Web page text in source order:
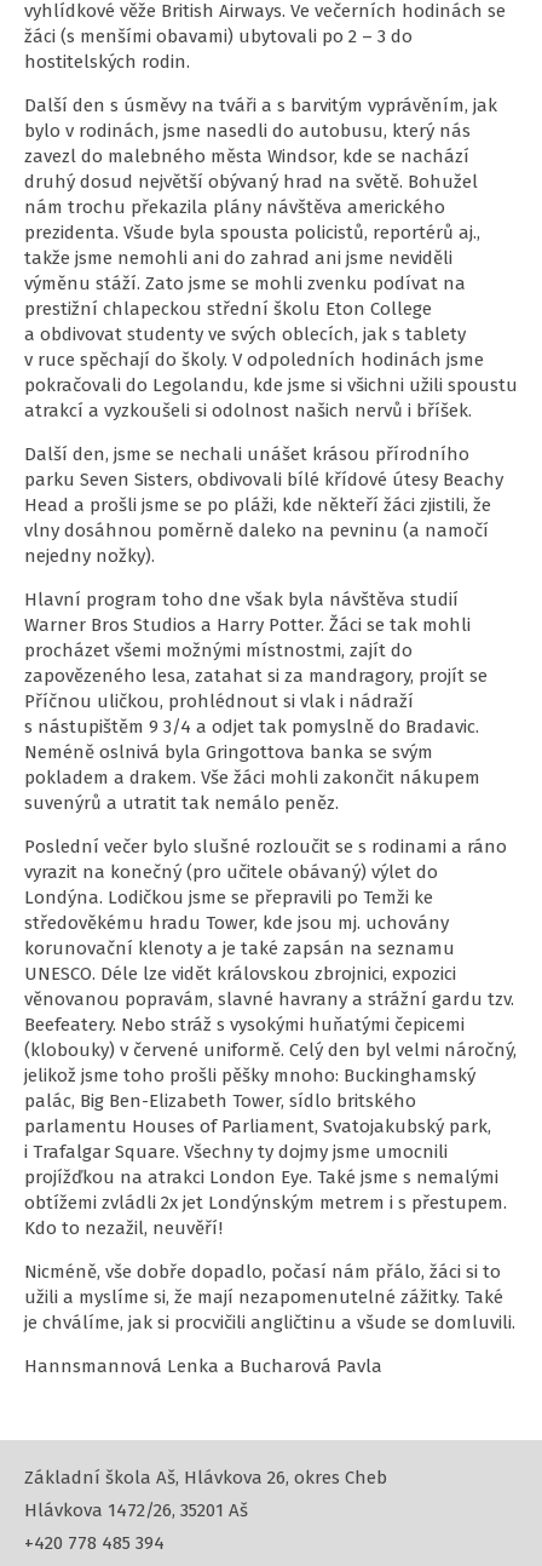
vyhlídkové věže British Airways. Ve večerních hodinách se
žáci (s menšími obavami) ubytovali po 2 – 3 do
hostitelských rodin.
Další den s úsměvy na tváři a s barvitým vyprávěním, jak
bylo v rodinách, jsme nasedli do autobusu, který nás
zavezl do malebného města Windsor, kde se nachází
druhý dosud největší obývaný hrad na světě. Bohužel
nám trochu překazila plány návštěva amerického
prezidenta. Všude byla spousta policistů, reportérů aj.,
takže jsme nemohli ani do zahrad ani jsme neviděli
výměnu stáží. Zato jsme se mohli zvenku podívat na
prestižní chlapeckou střední školu Eton College
a obdivovat studenty ve svých oblecích, jak s tablety
v ruce spěchají do školy. V odpoledních hodinách jsme
pokračovali do Legolandu, kde jsme si všichni užili spoustu
atrakcí a vyzkoušeli si odolnost našich nervů i bříšek.
Další den, jsme se nechali unášet krásou přírodního
parku Seven Sisters, obdivovali bílé křídové útesy Beachy
Head a prošli jsme se po pláži, kde někteří žáci zjistili, že
vlny dosáhnou poměrně daleko na pevninu (a namočí
nejedny nožky).
Hlavní program toho dne však byla návštěva studií
Warner Bros Studios a Harry Potter. Žáci se tak mohli
procházet všemi možnými místnostmi, zajít do
zapovězeného lesa, zatahat si za mandragory, projít se
Příčnou uličkou, prohlédnout si vlak i nádraží
s nástupištěm 9 3/4 a odjet tak pomyslně do Bradavic.
Neméně oslnivá byla Gringottova banka se svým
pokladem a drakem. Vše žáci mohli zakončit nákupem
suvenýrů a utratit tak nemálo peněz.
Poslední večer bylo slušné rozloučit se s rodinami a ráno
vyrazit na konečný (pro učitele obávaný) výlet do
Londýna. Lodičkou jsme se přepravili po Temži ke
středověkému hradu Tower, kde jsou mj. uchovány
korunovační klenoty a je také zapsán na seznamu
UNESCO. Déle lze vidět královskou zbrojnici, expozici
věnovanou popravám, slavné havrany a strážní gardu tzv.
Beefeatery. Nebo stráž s vysokými huňatými čepicemi
(klobouky) v červené uniformě. Celý den byl velmi náročný,
jelikož jsme toho prošli pěšky mnoho: Buckinghamský
palác, Big Ben-Elizabeth Tower, sídlo britského
parlamentu Houses of Parliament, Svatojakubský park,
i Trafalgar Square. Všechny ty dojmy jsme umocnili
projížďkou na atrakci London Eye. Také jsme s nemalými
obtížemi zvládli 2x jet Londýnským metrem i s přestupem.
Kdo to nezažil, neuvěří!
Nicméně, vše dobře dopadlo, počasí nám přálo, žáci si to
užili a myslíme si, že mají nezapomenutelné zážitky. Také
je chválíme, jak si procvičili angličtinu a všude se domluvili.
Hannsmannová Lenka a Bucharová Pavla
Základní škola Aš, Hlávkova 26, okres Cheb
Hlávkova 1472/26, 35201 Aš
+420 778 485 394